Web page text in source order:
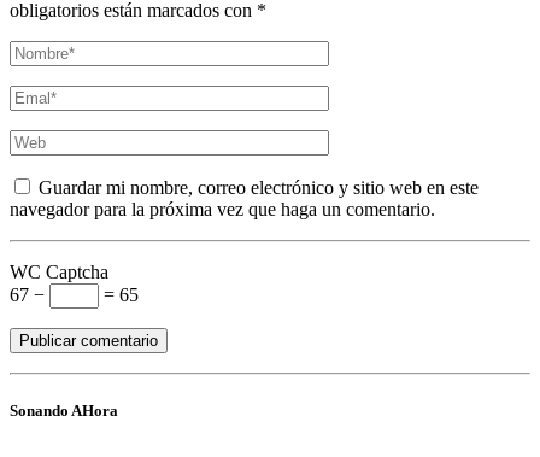
obligatorios están marcados con *
Guardar mi nombre, correo electrónico y sitio web en este
navegador para la próxima vez que haga un comentario.
WC Captcha
67 −
= 65
Sonando AHora